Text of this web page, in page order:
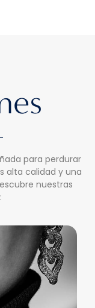
para perdurar
alta calidad y una
nuestras